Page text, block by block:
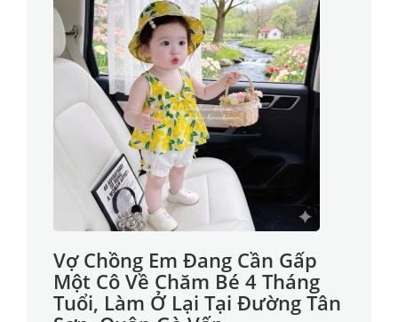
Vợ Chồng Em Đang Cần Gấp
Một Cô Về Chăm Bé 4 Tháng
Tuổi, Làm Ở Lại Tại Đường Tân